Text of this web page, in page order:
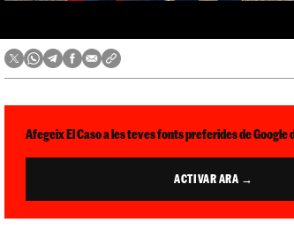
Afegeix El Caso a les teves fonts preferides de
ACTIVAR ARA →